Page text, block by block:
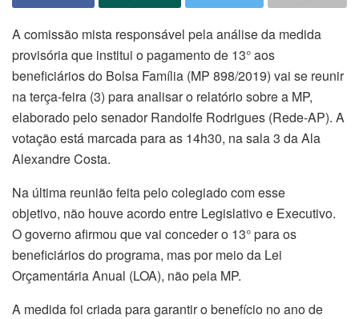
A comissão mista responsável pela análise da medida
provisória que institui o pagamento de 13° aos
beneficiários do Bolsa Família (MP 898/2019) vai se reunir
na terça-feira (3) para analisar o relatório sobre a MP,
elaborado pelo senador Randolfe Rodrigues (Rede-AP). A
votação está marcada para as 14h30, na sala 3 da Ala
Alexandre Costa.
Na última reunião feita pelo colegiado com esse
objetivo, não houve acordo entre Legislativo e Executivo.
O governo afirmou que vai conceder o 13° para os
beneficiários do programa, mas por meio da Lei
Orçamentária Anual (LOA), não pela MP.
A medida foi criada para garantir o benefício no ano de